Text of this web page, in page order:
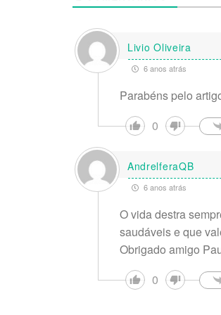
Livio Oliveira
6 anos atrás
Parabéns pelo
0
AndrelferaQB
6 anos atrás
O vida destra
saudáveis e que
Obrigado amigo
0